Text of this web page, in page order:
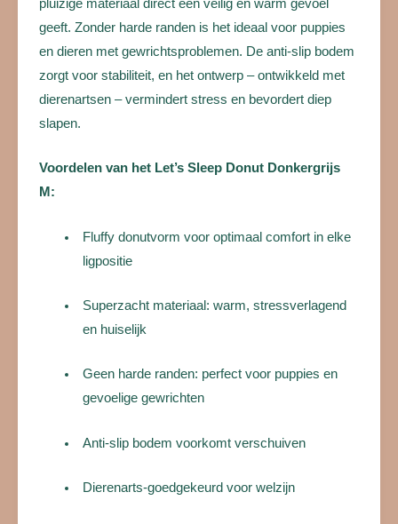
pluizige materiaal direct een veilig en warm gevoel
geeft. Zonder harde randen is het ideaal voor puppies
en dieren met gewrichtsproblemen. De anti-slip bodem
zorgt voor stabiliteit, en het ontwerp – ontwikkeld met
dierenartsen – vermindert stress en bevordert diep
slapen.
Voordelen van het Let’s Sleep Donut Donkergrijs
M:
Fluffy donutvorm voor optimaal comfort in elke
ligpositie
Superzacht materiaal: warm, stressverlagend
en huiselijk
Geen harde randen: perfect voor puppies en
gevoelige gewrichten
Anti-slip bodem voorkomt verschuiven
Dierenarts-goedgekeurd voor welzijn